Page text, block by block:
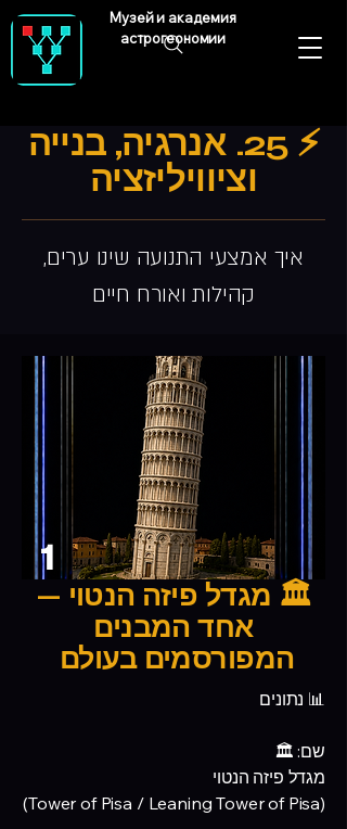
Музей и академия
астрогеономии
⚡ 25. אנרגיה, בנייה
וציוויליזציה
איך אמצעי התנועה שינו ערים,
קהילות ואורח חיים
1
🏛️ מגדל פיזה הנטוי —
אחד המבנים
המפורסמים בעולם
📊 נתונים
שם: 🏛️
מגדל פיזה הנטוי
(Tower of Pisa / Leaning Tower of Pisa)